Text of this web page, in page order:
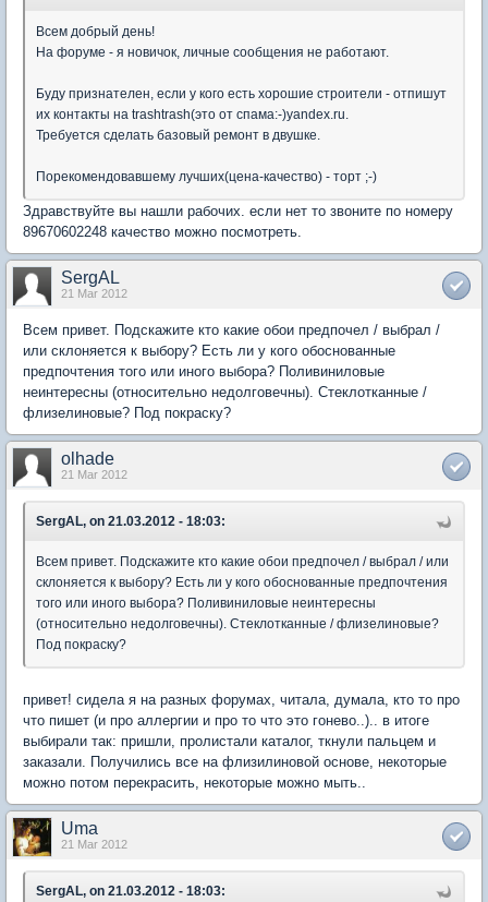
Всем добрый день!
На форуме - я новичок, личные сообщения не работают.
Буду признателен, если у кого есть хорошие строители - отпишут
их контакты на trashtrash(это от спама:-)yandex.ru.
Требуется сделать базовый ремонт в двушке.
Порекомендовавшему лучших(цена-качество) - торт ;-)
Здравствуйте вы нашли рабочих. если нет то звоните по номеру
89670602248 качество можно посмотреть.
SergAL
21 Mar 2012
Всем привет. Подскажите кто какие обои предпочел / выбрал /
или склоняется к выбору? Есть ли у кого обоснованные
предпочтения того или иного выбора? Поливиниловые
неинтересны (относительно недолговечны). Стеклотканные /
флизелиновые? Под покраску?
olhade
21 Mar 2012
SergAL, on 21.03.2012 - 18:03:
Всем привет. Подскажите кто какие обои предпочел / выбрал / или
склоняется к выбору? Есть ли у кого обоснованные предпочтения
того или иного выбора? Поливиниловые неинтересны
(относительно недолговечны). Стеклотканные / флизелиновые?
Под покраску?
привет! сидела я на разных форумах, читала, думала, кто то про
что пишет (и про аллергии и про то что это гонево..).. в итоге
выбирали так: пришли, пролистали каталог, ткнули пальцем и
заказали. Получились все на флизилиновой основе, некоторые
можно потом перекрасить, некоторые можно мыть..
Uma
21 Mar 2012
SergAL, on 21.03.2012 - 18:03: